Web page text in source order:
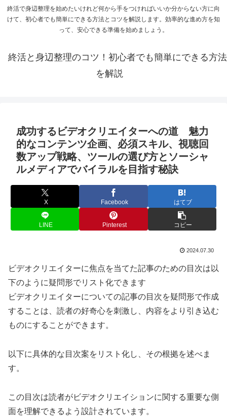
終活で身辺整理を始めたいけれど何から手をつければいいか分からない方に向
けて、初心者でも簡単にできる方法とコツを解説します。効率的な進め方を知
って、安心できる準備を始めましょう。
終活と身辺整理のコツ！初心者でも簡単にできる方法
を解説
成功するビデオクリエイターへの道 魅力
的なコンテンツ企画、必須スキル、視聴回
数アップ戦略、ツールの選び方とソーシャ
ルメディアでバイラルを目指す秘訣
X Facebook はてブ
LINE Pinterest コピー
2024.07.30
ビデオクリエイターに焦点を当てた記事のための目次は以
下のように疑問形でリスト化できます
ビデオクリエイターについての記事の目次を疑問形で作成
することは、読者の好奇心を刺激し、内容をより引き込む
ものにすることができます。
以下に具体的な目次案をリスト化し、その根拠を述べま
す。
この目次は読者がビデオクリエイションに関する重要な側
面を理解できるよう設計されています。